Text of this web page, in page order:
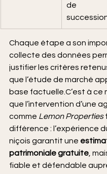
de
Chaque étape a son
collecte des données
justifier les critères
que l’étude de marché
base factuelle.C’est à ce
que l’intervention d’une
comme Lemon Properties
différence : l’expérience
niçois garantit une
patrimoniale gratuite ,
fiable et défendable